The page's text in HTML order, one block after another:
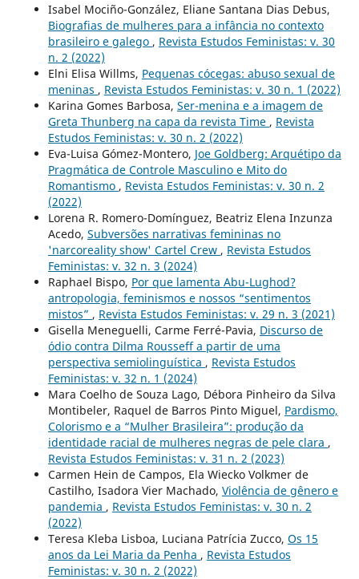
Isabel Mociño-González, Eliane Santana Dias Debus,
Biografias de mulheres para a infância no contexto
brasileiro e galego , Revista Estudos Feministas: v. 30
n. 2 (2022)
Elni Elisa Willms, Pequenas cócegas: abuso sexual de
meninas , Revista Estudos Feministas: v. 30 n. 1 (2022)
Karina Gomes Barbosa, Ser-menina e a imagem de
Greta Thunberg na capa da revista Time , Revista
Estudos Feministas: v. 30 n. 2 (2022)
Eva-Luisa Gómez-Montero, Joe Goldberg: Arquétipo da
Pragmática de Controle Masculino e Mito do
Romantismo , Revista Estudos Feministas: v. 30 n. 2
(2022)
Lorena R. Romero-Domínguez, Beatriz Elena Inzunza
Acedo, Subversões narrativas femininas no
'narcoreality show' Cartel Crew , Revista Estudos
Feministas: v. 32 n. 3 (2024)
Raphael Bispo, Por que lamenta Abu-Lughod?
antropologia, feminismos e nossos “sentimentos
mistos” , Revista Estudos Feministas: v. 29 n. 3 (2021)
Gisella Meneguelli, Carme Ferré-Pavia, Discurso de
ódio contra Dilma Rousseff a partir de uma
perspectiva semiolinguística , Revista Estudos
Feministas: v. 32 n. 1 (2024)
Mara Coelho de Souza Lago, Débora Pinheiro da Silva
Montibeler, Raquel de Barros Pinto Miguel, Pardismo,
Colorismo e a “Mulher Brasileira”: produção da
identidade racial de mulheres negras de pele clara ,
Revista Estudos Feministas: v. 31 n. 2 (2023)
Carmen Hein de Campos, Ela Wiecko Volkmer de
Castilho, Isadora Vier Machado, Violência de gênero e
pandemia , Revista Estudos Feministas: v. 30 n. 2
(2022)
Teresa Kleba Lisboa, Luciana Patrícia Zucco, Os 15
anos da Lei Maria da Penha , Revista Estudos
Feministas: v. 30 n. 2 (2022)